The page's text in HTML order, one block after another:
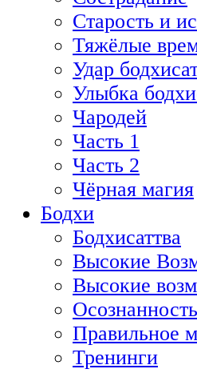
Старость и
Тяжёлые
Удар
Улыбка
Чародей
Часть 1
Часть 2
Чёрная магия
Бодхи
Бодхисаттва
Высокие
Высокие
Осознанность
Правильное
Тренинги